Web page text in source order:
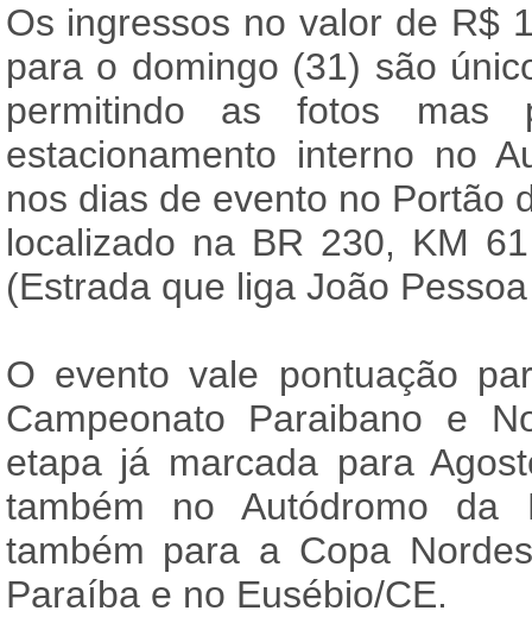
Os ingressos no valor de R$
para o domingo (31) são
permitindo as fotos mas
estacionamento interno no
nos dias de evento no Portão
localizado na BR 230, KM
(Estrada que liga João
O evento vale pontuação
Campeonato Paraibano e
etapa já marcada para
também no Autódromo da
também para a Copa
Paraíba e no Eusébio/CE.